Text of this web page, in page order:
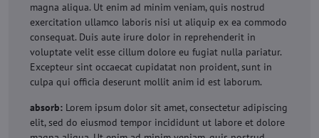
magna aliqua. Ut enim ad minim veniam, quis nostrud
exercitation ullamco laboris nisi ut aliquip ex ea commodo
consequat. Duis aute irure dolor in reprehenderit in
voluptate velit esse cillum dolore eu fugiat nulla pariatur.
Excepteur sint occaecat cupidatat non proident, sunt in
culpa qui officia deserunt mollit anim id est laborum.
absorb: Lorem ipsum dolor sit amet, consectetur adipiscing
elit, sed do eiusmod tempor incididunt ut labore et dolore